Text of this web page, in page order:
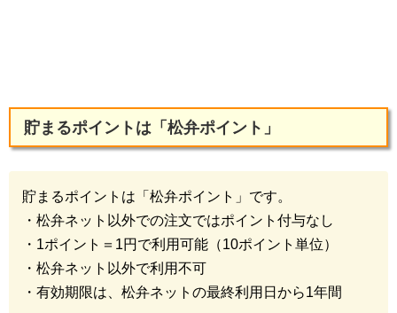
貯まるポイントは「松弁ポイント」
貯まるポイントは「松弁ポイント」です。
・松弁ネット以外での注文ではポイント付与なし
・1ポイント＝1円で利用可能（10ポイント単位）
・松弁ネット以外で利用不可
・有効期限は、松弁ネットの最終利用日から1年間